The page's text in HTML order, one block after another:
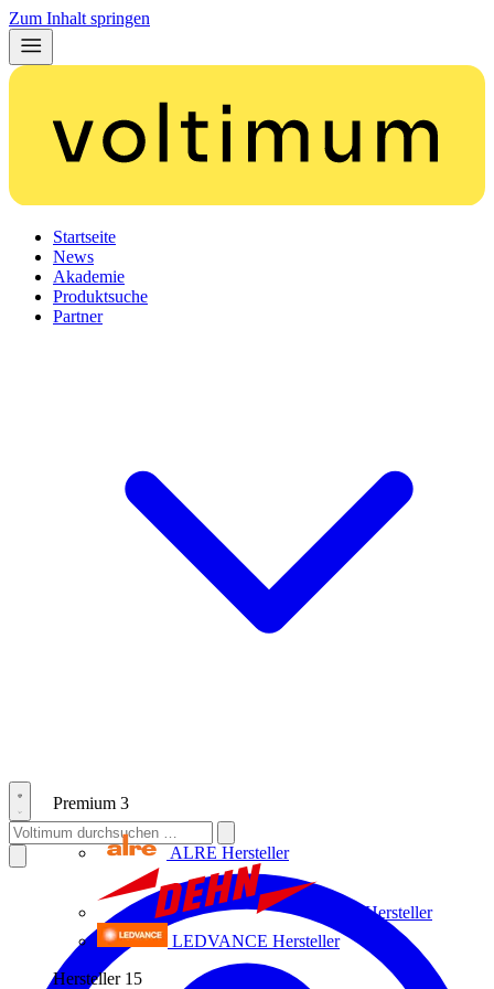
Zum Inhalt springen
Startseite
News
Akademie
Produktsuche
Partner
Premium 3
ALRE Hersteller
Hersteller
LEDVANCE Hersteller
Hersteller 15